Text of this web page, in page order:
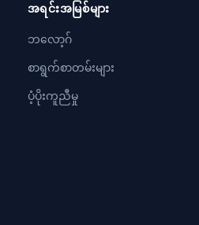
အရင်းအမြစ်များ
ဘလော့ဂ်
စာရွက်စာတမ်းများ
ပံ့ပိုးကူညီမှု